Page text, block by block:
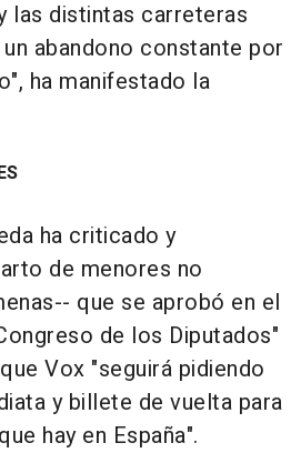
las distintas carreteras
abandono constante por
ha manifestado la
ha criticado y
de menores no
que se aprobó en el
de los Diputados"
Vox "seguirá pidiendo
y billete de vuelta para
hay en España".